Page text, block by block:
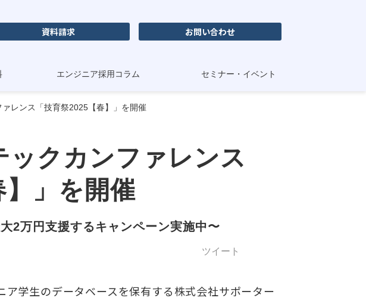
資料請求 お問い合わせ
エンジニア採用コラム セミナー・イベント
レンス「技育祭2025【春】」を開催
ックカンファレンス
】」を開催
2万円支援するキャンペーン実施中〜
ツイート
学生のデータベースを保有する株式会社サポーター